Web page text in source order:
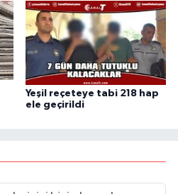
Yeşil reçeteye tabi 218 hap
ele geçirildi